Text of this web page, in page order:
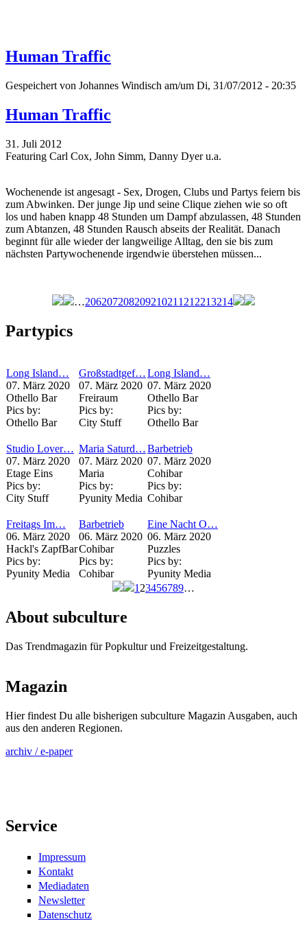
Human Traffic
Gespeichert von Johannes Windisch am/um Di, 31/07/2012 - 20:35
Human Traffic
31. Juli 2012
Featuring Carl Cox, John Simm, Danny Dyer u.a.
Wochenende ist angesagt - Sex, Drogen, Clubs und Partys feiern bis
zum Abwinken. Der junge Jip und seine Clique ziehen wie so oft
los und haben knapp 48 Stunden um Dampf abzulassen, 48 Stunden
zum Abtanzen, 48 Stunden Rausch abseits der Realität. Danach
beginnt für alle wieder der langweilige Alltag, den sie bis zum
nächsten Partywochenende irgendwie überstehen müssen...
…206207208209210211 212213214
Partypics
Long Island…
07. März 2020
Othello Bar
Pics by:
Othello Bar
Großstadtgef…
07. März 2020
Freiraum
Pics by:
City Stuff
Long Island…
07. März 2020
Othello Bar
Pics by:
Othello Bar
Studio Lover…
07. März 2020
Etage Eins
Pics by:
City Stuff
Maria Saturd…
07. März 2020
Maria
Pics by:
Pyunity Media
Barbetrieb
07. März 2020
Cohibar
Pics by:
Cohibar
Freitags Im…
06. März 2020
Hackl's ZapfBar
Pics by:
Pyunity Media
Barbetrieb
06. März 2020
Cohibar
Pics by:
Cohibar
Eine Nacht O…
06. März 2020
Puzzles
Pics by:
Pyunity Media
1 23456789…
About subculture
Das Trendmagazin für Popkultur und Freizeitgestaltung.
Magazin
Hier findest Du alle bisherigen subculture Magazin Ausgaben, auch
aus den anderen Regionen.
archiv / e-paper
Service
Impressum
Kontakt
Mediadaten
Newsletter
Datenschutz